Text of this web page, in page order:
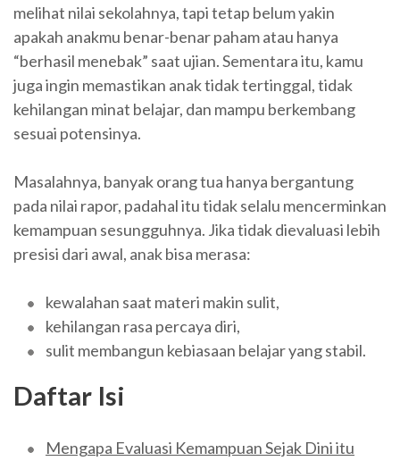
melihat nilai sekolahnya, tapi tetap belum yakin
apakah anakmu benar-benar paham atau hanya
“berhasil menebak” saat ujian. Sementara itu, kamu
juga ingin memastikan anak tidak tertinggal, tidak
kehilangan minat belajar, dan mampu berkembang
sesuai potensinya.
Masalahnya, banyak orang tua hanya bergantung
pada nilai rapor, padahal itu tidak selalu mencerminkan
kemampuan sesungguhnya. Jika tidak dievaluasi lebih
presisi dari awal, anak bisa merasa:
kewalahan saat materi makin sulit,
kehilangan rasa percaya diri,
sulit membangun kebiasaan belajar yang stabil.
Daftar Isi
Mengapa Evaluasi Kemampuan Sejak Dini itu